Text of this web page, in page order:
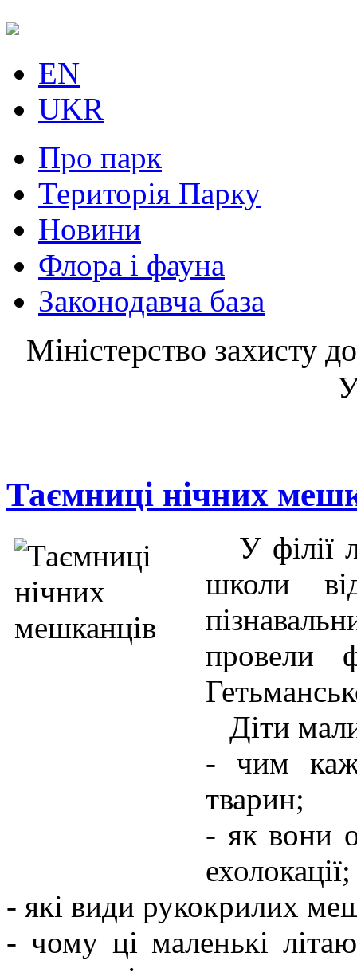
EN
UKR
Про парк
Територія Парку
Новини
Флора і фауна
Законодавча база
Міністерство захисту
Таємниці нічних
У філії
школи
провели
Діти
- чим
тварин;
- як вони
ехолокації;
- які види рукокрилих
- чому ці маленькі